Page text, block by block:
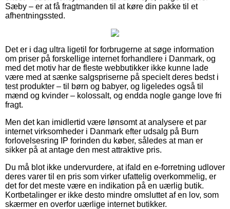
Sæby – er at få fragtmanden til at køre din pakke til et
afhentningssted.
Det er i dag ultra ligetil for forbrugerne at søge information
om priser på forskellige internet forhandlere i Danmark, og
med det motiv har de fleste webbutikker ikke kunne lade
være med at sænke salgspriserne på specielt deres bedst i
test produkter – til børn og babyer, og ligeledes også til
mænd og kvinder – kolossalt, og endda nogle gange love fri
fragt.
Men det kan imidlertid være lønsomt at analysere et par
internet virksomheder i Danmark efter udsalg på Burn
forlovelsesring IP forinden du køber, således at man er
sikker på at antage den mest attraktive pris.
Du må blot ikke undervurdere, at ifald en e-forretning udlover
deres varer til en pris som virker ufattelig overkommelig, er
det for det meste være en indikation på en uærlig butik.
Kortbetalinger er ikke desto mindre omsluttet af en lov, som
skærmer en overfor uærlige internet butikker.